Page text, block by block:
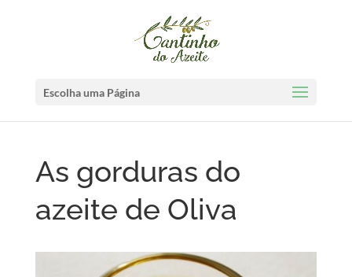
Escolha uma Página
As gorduras do
azeite de Oliva